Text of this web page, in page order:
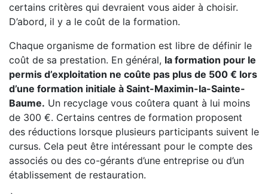
certains critères qui devraient vous aider à choisir.
D’abord, il y a le coût de la formation.
Chaque organisme de formation est libre de définir le
coût de sa prestation. En général, la formation pour le
permis d’exploitation ne coûte pas plus de 500 € lors
d’une formation initiale à Saint-Maximin-la-Sainte-
Baume. Un recyclage vous coûtera quant à lui moins
de 300 €. Certains centres de formation proposent
des réductions lorsque plusieurs participants suivent le
cursus. Cela peut être intéressant pour le compte des
associés ou des co-gérants d’une entreprise ou d’un
établissement de restauration.